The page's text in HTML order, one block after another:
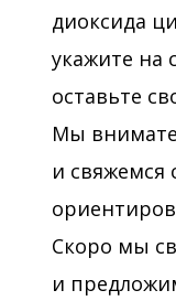
диоксида
укажите на
оставьте
Мы
и свяжемся
Скоро мы
и